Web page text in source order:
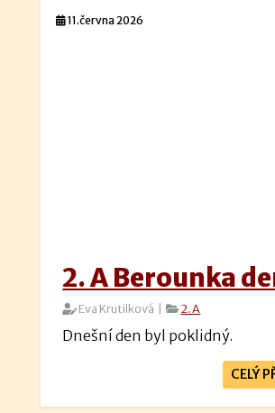
11.června 2026
2. A Berounka
Eva Krutilková | 2.A
Dnešní den byl poklidný.
CELÝ